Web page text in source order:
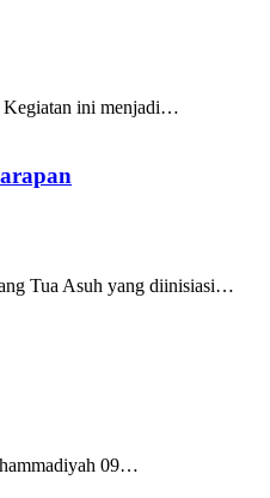
Kegiatan ini menjadi…
Tua Asuh yang diinisiasi…
09…